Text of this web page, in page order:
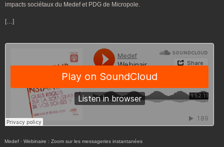
impacts sociétaux du Medef et PDG de Micropole.
[…]
Medef · Webinaire : Zoom sur les messageries instantanées